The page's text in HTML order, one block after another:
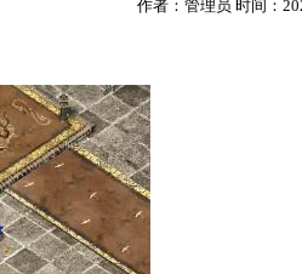
作者：管理员 时间：